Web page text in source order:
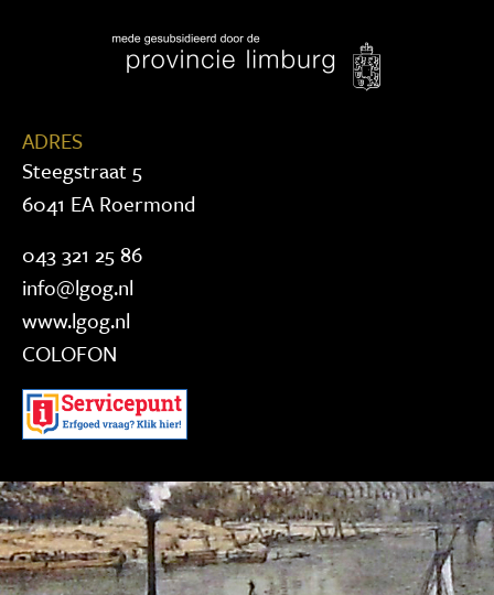
ADRES
Steegstraat 5
6041 EA Roermond
043 321 25 86
info@lgog.nl
www.lgog.nl
COLOFON